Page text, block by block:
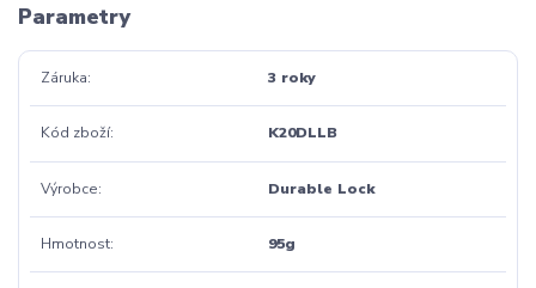
Parametry
Záruka 3 roky
Kód zboží K20DLLB
Výrobce Durable Lock
Hmotnost 95g